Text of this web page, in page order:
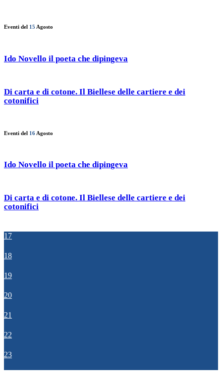
Eventi del 15 Agosto
Ido Novello il poeta che dipingeva
Di carta e di cotone. Il Biellese delle cartiere e dei
cotonifici
Eventi del 16 Agosto
Ido Novello il poeta che dipingeva
Di carta e di cotone. Il Biellese delle cartiere e dei
cotonifici
17
18
19
20
21
22
23